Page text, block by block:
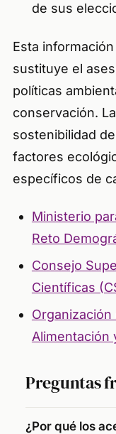
de sus
Esta
sustituye el
políticas
conservación.
sostenibilidad
factores
específicos de
Ministerio
Reto
Consejo
Científicas
Organización
Alimentación
Preguntas
¿Por qué los